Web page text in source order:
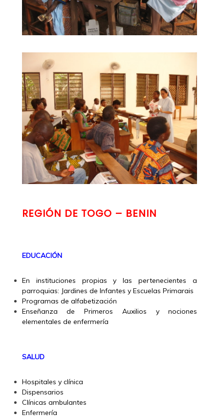
REGIÓN DE TOGO – BENIN
EDUCACIÓN
En instituciones propias y las pertenecientes a
parroquias: Jardines de Infantes y Escuelas Primarais
Programas de alfabetización
Enseñanza de Primeros Auxilios y nociones
elementales de enfermería
SALUD
Hospitales y clínica
Dispensarios
Clínicas ambulantes
Enfermería